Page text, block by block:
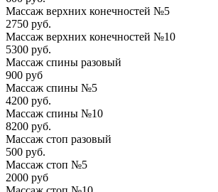
Массаж верхних конечностей №5
2750 руб.
Массаж верхних конечностей №10
5300 руб.
Массаж спины разовый
900 руб
Массаж спины №5
4200 руб.
Массаж спины №10
8200 руб.
Массаж стоп разовый
500 руб.
Массаж стоп №5
2000 руб